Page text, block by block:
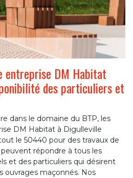
entreprise DM Habitat
des particuliers et
dans le domaine du BTP, les
DM Habitat à Digulleville
le 50440 pour des travaux de
répondre à tous les
et des particuliers qui désirent
ouvrages maçonnés. Nos